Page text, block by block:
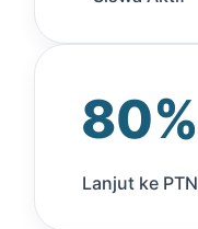
80%
Lanjut ke PTN